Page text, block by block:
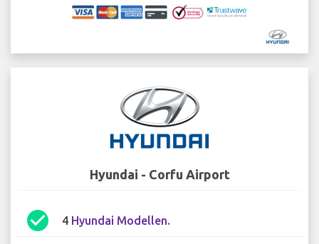
Hyundai - Corfu Airport
check_circle 4 Hyundai Modellen.